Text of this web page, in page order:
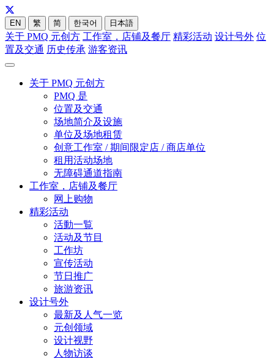
EN 繁 简 한국어 日本語
关于 PMQ 元创方 工作室，店铺及餐厅 精彩活动 设计号外 位
置及交通 历史传承 游客资讯
关于 PMQ 元创方
PMQ 是
位置及交通
场地简介及设施
单位及场地租赁
创意工作室 / 期间限定店 / 商店单位
租用活动场地
无障碍通道指南
工作室，店铺及餐厅
网上购物
精彩活动
活動一覧
活动及节目
工作坊
宣传活动
节日推广
旅游资讯
设计号外
最新及人气一览
元创领域
设计视野
人物访谈